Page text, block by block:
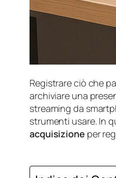
Registrare ciò che
archiviare una
streaming da
strumenti usare. In
acquisizione per